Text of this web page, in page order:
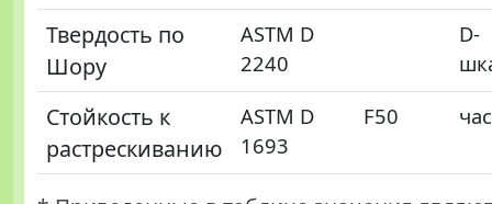
Твердость по
Шору
ASTM D
2240
D-
Стойкость к
растрескиванию
ASTM D
1693
F50